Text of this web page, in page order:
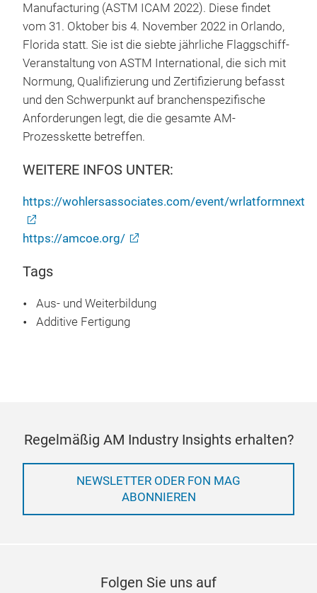
Manufacturing (ASTM ICAM 2022). Diese findet
vom 31. Oktober bis 4. November 2022 in Orlando,
Florida statt. Sie ist die siebte jährliche Flaggschiff-
Veranstaltung von ASTM International, die sich mit
Normung, Qualifizierung und Zertifizierung befasst
und den Schwerpunkt auf branchenspezifische
Anforderungen legt, die die gesamte AM-
Prozesskette betreffen.
WEITERE INFOS UNTER:
https://wohlersassociates.com/event/wrlatformnext
https://amcoe.org/
Tags
Aus- und Weiterbildung
Additive Fertigung
Regelmäßig AM Industry Insights erhalten?
NEWSLETTER ODER FON MAG
ABONNIEREN
Folgen Sie uns auf